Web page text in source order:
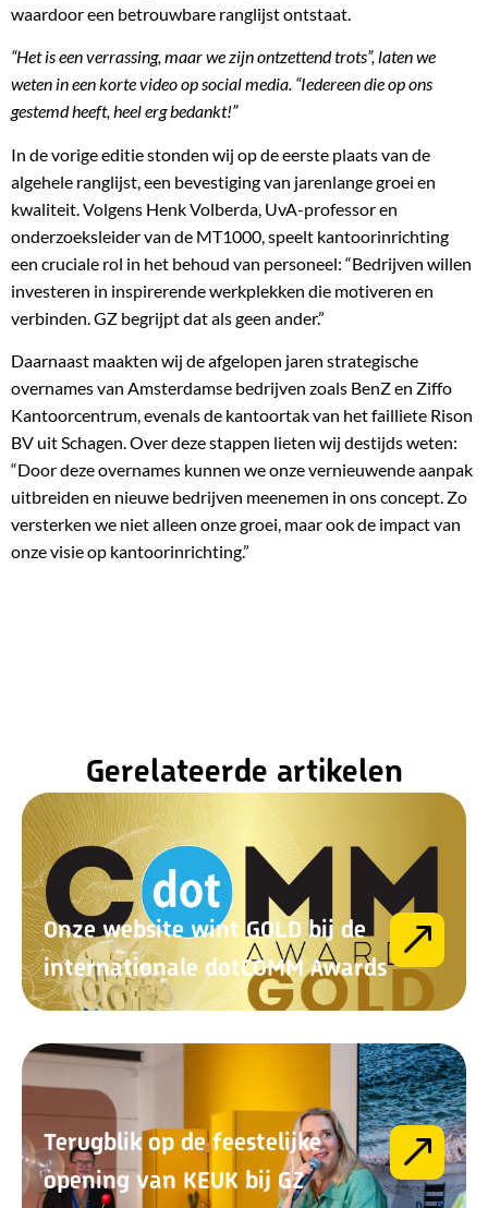
waardoor een betrouwbare ranglijst ontstaat.
“Het is een verrassing, maar we zijn ontzettend trots”, laten we
weten in een korte video op social media. “Iedereen die op ons
gestemd heeft, heel erg bedankt!”
In de vorige editie stonden wij op de eerste plaats van de
algehele ranglijst, een bevestiging van jarenlange groei en
kwaliteit. Volgens Henk Volberda, UvA-professor en
onderzoeksleider van de MT1000, speelt kantoorinrichting
een cruciale rol in het behoud van personeel: “Bedrijven willen
investeren in inspirerende werkplekken die motiveren en
verbinden. GZ begrijpt dat als geen ander.”
Daarnaast maakten wij de afgelopen jaren strategische
overnames van Amsterdamse bedrijven zoals BenZ en Ziffo
Kantoorcentrum, evenals de kantoortak van het failliete Rison
BV uit Schagen. Over deze stappen lieten wij destijds weten:
“Door deze overnames kunnen we onze vernieuwende aanpak
uitbreiden en nieuwe bedrijven meenemen in ons concept. Zo
versterken we niet alleen onze groei, maar ook de impact van
onze visie op kantoorinrichting.”
Gerelateerde artikelen
Onze website wint GOLD bij de
internationale dotCOMM Awards
Terugblik op de feestelijke
opening van KEUK bij GZ